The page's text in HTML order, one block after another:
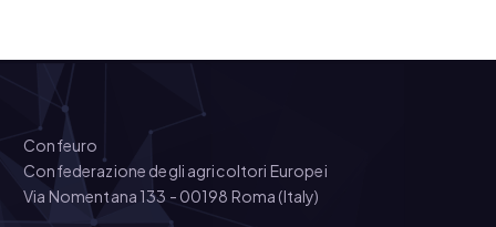
Confeuro
Confederazione degli agricoltori Europei
Via Nomentana 133 - 00198 Roma (Italy)